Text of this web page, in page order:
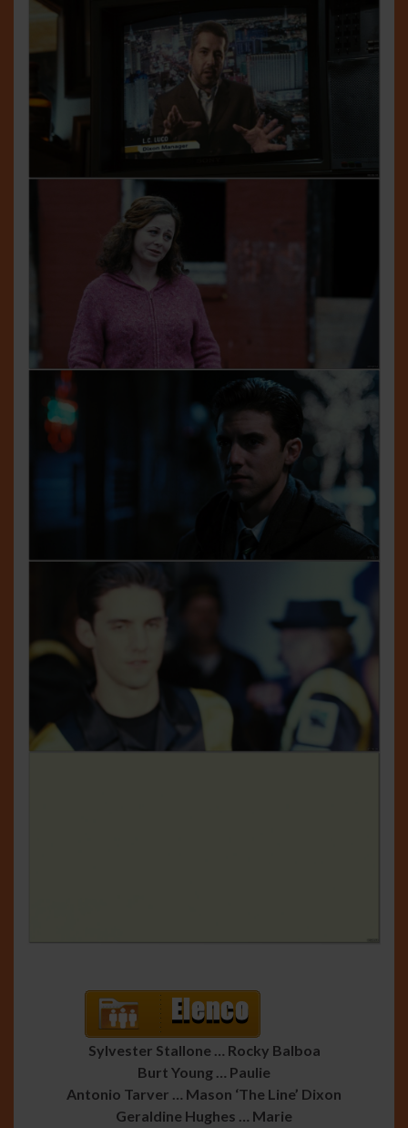
Sylvester Stallone … Rocky Balboa
Burt Young … Paulie
Antonio Tarver … Mason ‘The Line’ Dixon
Geraldine Hughes … Marie